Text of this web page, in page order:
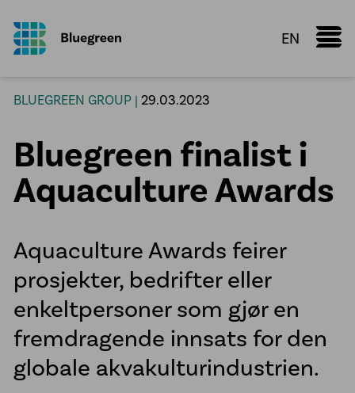
EN
Marine Donut
Kunnskapsdeling
Konfigurator
Vi leverer
Oppdrettsanlegg
Plastsveis
VA infrastruktur
Prefabrikasjon
Sveisetjenester kommune
BLUEGREEN GROUP | 29.03.2023
Bluegreen finalist i
Aquaculture Awards
Aquaculture Awards feirer
prosjekter, bedrifter eller
enkeltpersoner som gjør en
fremdragende innsats for den
globale akvakulturindustrien.